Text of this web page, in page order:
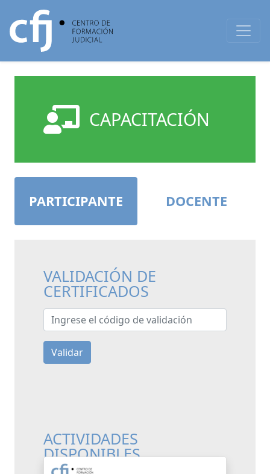
CAPACITACIÓN
PARTICIPANTE DOCENTE
VALIDACIÓN DE
CERTIFICADOS
Ingrese el código de validación
Validar
ACTIVIDADES
DISPONIBLES